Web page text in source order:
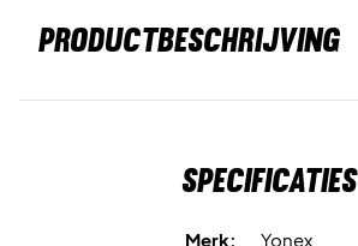
PRODUCTBESCHRIJVING
Specificaties
Merk:
Yonex